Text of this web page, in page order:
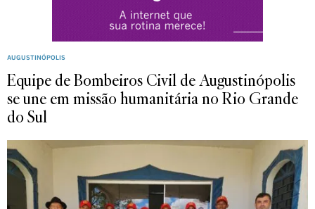
AUGUSTINÓPOLIS
Equipe de Bombeiros Civil de Augustinópolis
se une em missão humanitária no Rio Grande
do Sul